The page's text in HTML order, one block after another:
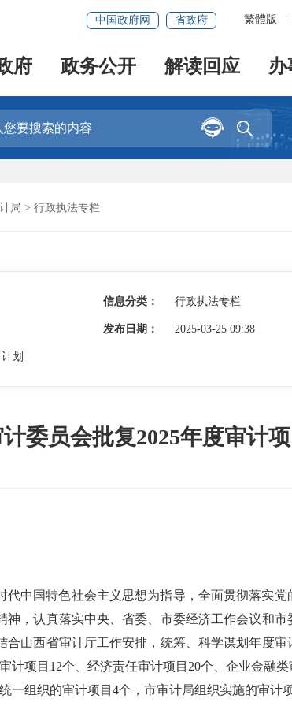
繁體版
中国政府网 省政府
府 政务公开 解读回应


局 > 行政执法专栏
信息分类： 行政执法专栏
发布日期： 2025-03-25 09:38
划
委员会批复2025年度审计
代中国特色社会主义思想为指导，全面贯彻落实
，认真落实中央、省委、市委经济工作会议和
山西省审计厅工作安排，统筹、科学谋划年度审
计项目12个、经济责任审计项目20个、企业金融
组织的审计项目4个，市审计局组织实施的审计项